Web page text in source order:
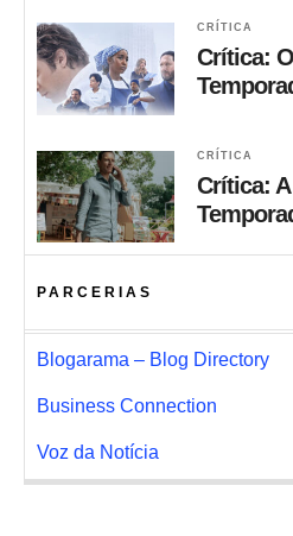
CRÍTICA
Crítica:
CRÍTICA
Crítica: A
PARCERIAS
Blogarama – Blog Directory
Business Connection
Voz da Notícia